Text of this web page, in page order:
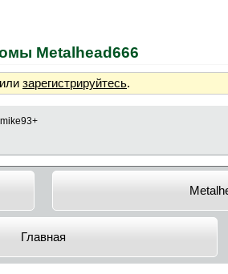
Metalhead666
или зарегистрируйтесь.
Главная